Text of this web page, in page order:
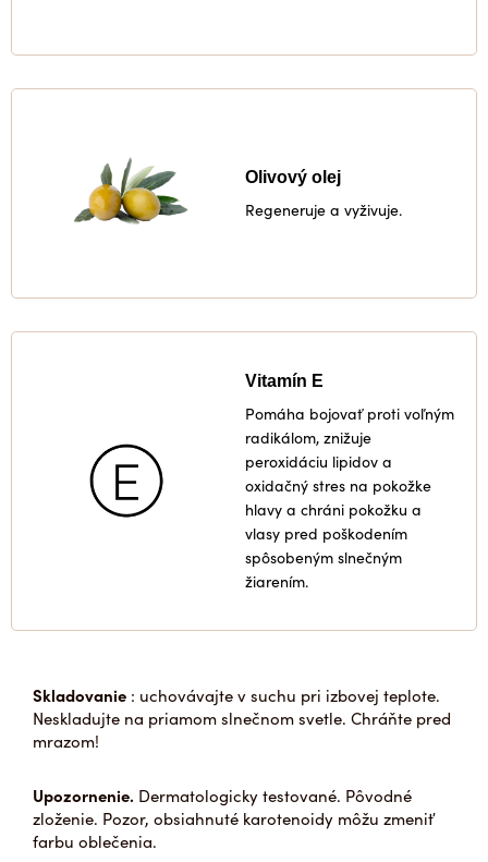
Olivový olej
Regeneruje a vyživuje.
Vitamín E
Pomáha bojovať proti voľným
radikálom, znižuje
peroxidáciu lipidov a
oxidačný stres na pokožke
hlavy a chráni pokožku a
vlasy pred poškodením
spôsobeným slnečným
žiarením.
Skladovanie : uchovávajte v suchu pri izbovej teplote.
Neskladujte na priamom slnečnom svetle. Chráňte pred
mrazom!
Upozornenie. Dermatologicky testované. Pôvodné
zloženie. Pozor, obsiahnuté karotenoidy môžu zmeniť
farbu oblečenia.